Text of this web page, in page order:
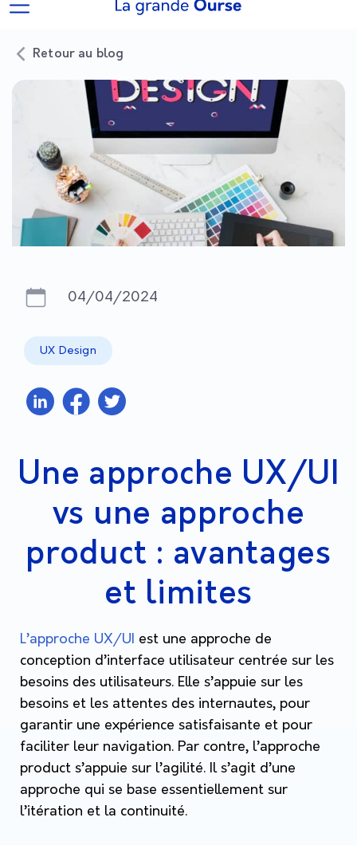
Retour au blog
04/04/2024
UX Design
Une approche UX/UI
vs une approche
product : avantages
et limites
L’approche UX/UI est une approche de
conception d’interface utilisateur centrée sur les
besoins des utilisateurs. Elle s’appuie sur les
besoins et les attentes des internautes, pour
garantir une expérience satisfaisante et pour
faciliter leur navigation. Par contre, l’approche
product s’appuie sur l’agilité. Il s’agit d’une
approche qui se base essentiellement sur
l’itération et la continuité.